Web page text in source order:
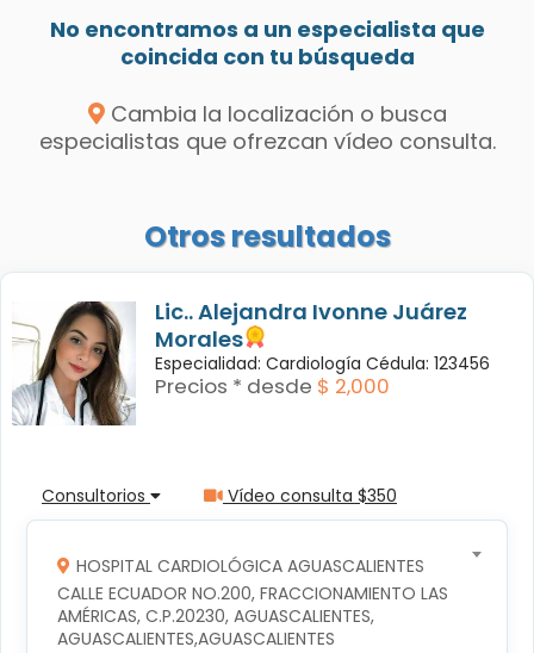
No encontramos a un especialista que
coincida con tu búsqueda
Cambia la localización o busca
especialistas que ofrezcan vídeo consulta.
Otros resultados
Lic.. Alejandra Ivonne Juárez
Morales
Especialidad: Cardiología Cédula: 123456
Precios * desde $ 2,000
Consultorios Vídeo consulta $350
HOSPITAL CARDIOLÓGICA AGUASCALIENTES
CALLE ECUADOR NO.200, FRACCIONAMIENTO LAS
AMÉRICAS, C.P.20230, AGUASCALIENTES,
AGUASCALIENTES,AGUASCALIENTES